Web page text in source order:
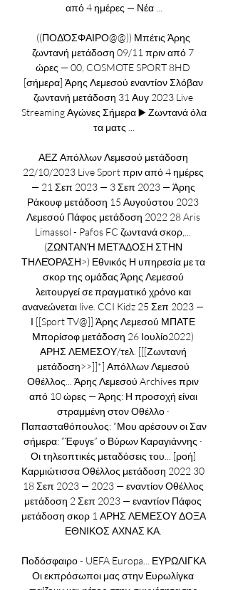
από 4 ημέρες — Νέα ...
((ΠΟΔΌΣΦΑΙΡΟ@@)) Μπέτις Άρης
ζωντανή μετάδοση 09/11 πριν από 7
ώρες — 00, COSMOTE SPORT 8HD
[σήμερα] Άρης Λεμεσού εναντίον Σλόβαν
ζωντανή μετάδοση 31 Αυγ 2023 Live
Streaming Αγώνες Σήμερα ▶️ Ζωντανά όλα
τα ματς ...
ΑΕΖ Απόλλων Λεμεσού μετάδοση
22/10/2023 Live Sport πριν από 4 ημέρες
— 21 Σεπ 2023 — 3 Σεπ 2023 — Άρης
Ράκουφ μετάδοση 15 Αυγούστου 2023
Λεμεσού Πάφος μετάδοση 2022 28 Aris
Limassol - Pafos FC ζωντανά σκορ,...
(ΖΩΝΤΑΝΉ ΜΕΤΆΔΟΣΗ ΣΤΗΝ
ΤΗΛΕΌΡΑΣΗ>) Εθνικός Η υπηρεσία με τα
σκορ της ομάδας Άρης Λεμεσού
λειτουργεί σε πραγματικό χρόνο και
ανανεώνεται live. CCI Kidz 25 Σεπ 2023 —
Ι [[Sport TV@]] Άρης Λεμεσού ΜΠΑΤΕ
Μπορίσοφ μετάδοση 26 Ιουλίο2022)
ΑΡΗΣ ΛΕΜΕΣΟΥ/τελ. [[[Ζωντανή
μετάδοση>>]]*] Απόλλων Λεμεσού
Οθέλλος... Άρης Λεμεσού Archives πριν
από 10 ώρες — Άρης: Η προσοχή είναι
στραμμένη στον Οθέλλο ·
Παπασταθόπουλος: “Μου αρέσουν οι Σαν
σήμερα: ”Έφυγε” ο Βύρων Καραγιάννης ·
Οι τηλεοπτικές μεταδόσεις του... [ροή]
Καρμιώτισσα Οθέλλος μετάδοση 2022 30
18 Σεπ 2023 — 2023 — εναντίον Οθέλλος
μετάδοση 2 Σεπ 2023 — εναντίον Πάφος
μετάδοση σκορ 1 ΑΡΗΣ ΛΕΜΕΣΟΥ ΔΟΞΑ
ΕΘΝΙΚΟΣ ΑΧΝΑΣ ΚΑ.
Ποδόσφαιρο - UEFA Europa... ΕΥΡΩΛΙΓΚΑ
Οι εκπρόσωποι μας στην Ευρωλίγκα